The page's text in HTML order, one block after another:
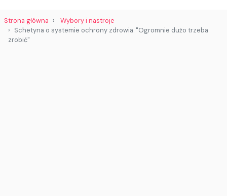
Strona główna
Wybory i nastroje
Schetyna o systemie ochrony zdrowia. "Ogromnie dużo trzeba
zrobić"